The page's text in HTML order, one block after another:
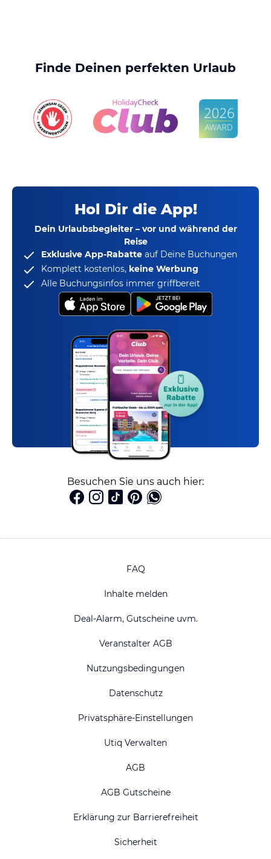
Finde Deinen perfekten Urlaub
Hol Dir die App!
Dein Urlaubsbegleiter – vor und während der
Reise
Exklusive App-Rabatte auf Deine Buchungen
Komplett kostenlos, keine Werbung
Alle Buchungsinfos immer griffbereit
Besuchen Sie uns auch hier:
FAQ
Inhalte melden
Deal-Alarm, Gutscheine uvm.
Veranstalter AGB
Nutzungsbedingungen
Datenschutz
Privatsphäre-Einstellungen
Utiq Verwalten
AGB
AGB Gutscheine
Erklärung zur Barrierefreiheit
Sicherheit